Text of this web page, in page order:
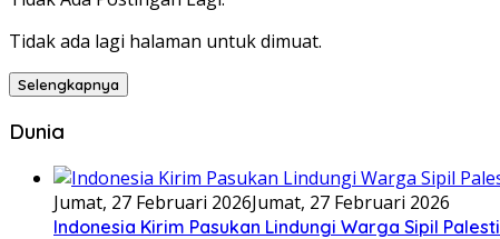
Tidak ada lagi halaman untuk dimuat.
Selengkapnya
Dunia
Jumat, 27 Februari 2026Jumat, 27 Februari 2026
Indonesia Kirim Pasukan Lindungi Warga Sipil